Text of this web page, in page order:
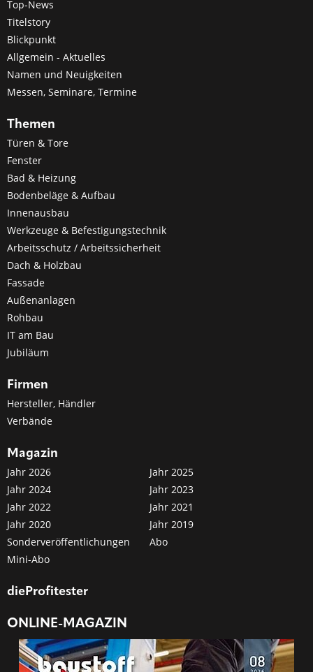
Top-News
Titelstory
Blickpunkt
Allgemein - Aktuelles
Namen und Neuigkeiten
Messen, Seminare, Termine
Themen
Türen & Tore
Fenster
Bad & Heizung
Bodenbeläge & Aufbau
Innenausbau
Werkzeuge & Befestigungstechnik
Arbeitsschutz / Arbeitssicherheit
Dach & Holzbau
Fassade
Außenanlagen
Rohbau
IT am Bau
Jubiläum
Firmen
Hersteller, Händler
Verbände
Magazin
Jahr 2026
Jahr 2025
Jahr 2024
Jahr 2023
Jahr 2022
Jahr 2021
Jahr 2020
Jahr 2019
Sonderveröffentlichungen
Abo
Mini-Abo
dieProfitester
ONLINE-MAGAZIN